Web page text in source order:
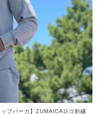
プパーカ】ZUMAICAロゴ刺繍